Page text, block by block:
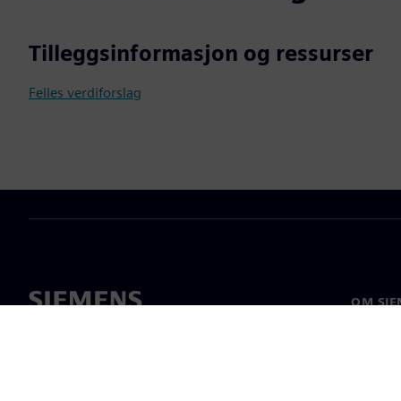
Tilleggsinformasjon og ressurser
Felles verdiforslag
OM